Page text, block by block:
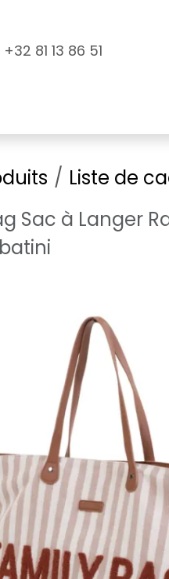
+32 81 13 86 51
Liste de
Sac à Langer